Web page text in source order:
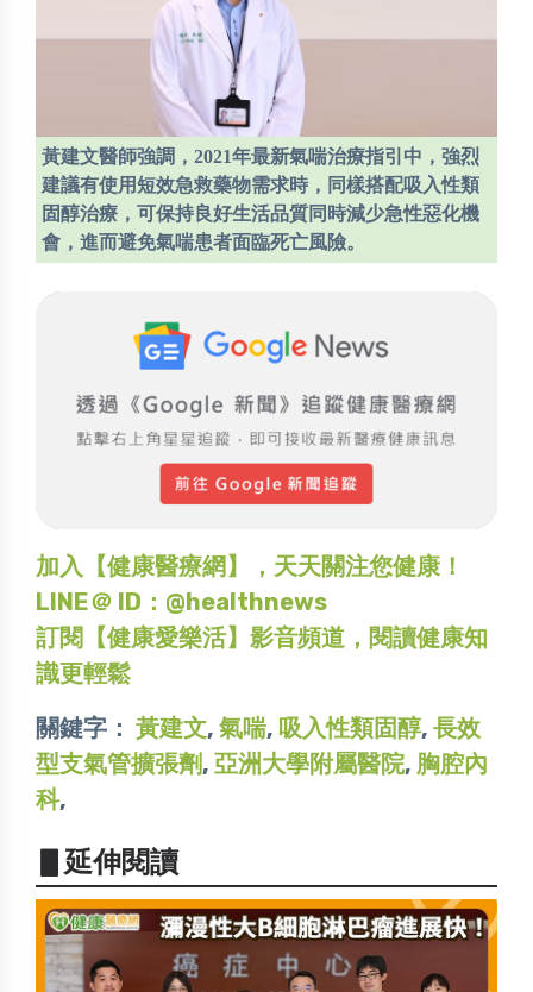
黃建文醫師強調，2021年最新氣喘治療指引中，強烈
建議有使用短效急救藥物需求時，同樣搭配吸入性類
固醇治療，可保持良好生活品質同時減少急性惡化機
會，進而避免氣喘患者面臨死亡風險。
加入【健康醫療網】，天天關注您健康！
LINE＠ ID：@healthnews
訂閱【健康愛樂活】影音頻道，閱讀健康知
識更輕鬆
關鍵字： 黃建文, 氣喘, 吸入性類固醇, 長效
型支氣管擴張劑, 亞洲大學附屬醫院, 胸腔內
科,
▋延伸閱讀